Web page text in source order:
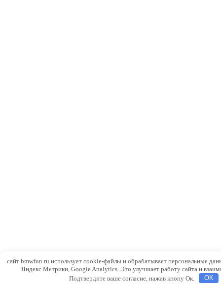
сайт bmwfun.ru использует cookie-файлы и обрабатывает персональные
Яндекс Метрики, Google Analytics. Это улучшает работу сайта и
Подтвердите ваше согласие, нажав кнопу Ок.
OK